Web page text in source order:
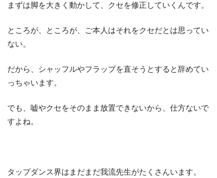
まずは脚を大きく動かして、クセを修正していくんです。
ところが、ところが、ご本人はそれをクセだとは思ってい
ない。
だから、シャッフルやフラップを直そうとすると辞めてい
っちゃいます。
でも、嘘やクセをそのまま放置できないから、仕方ないで
すよね。
タップダンス界はまだまだ我流先生がたくさんいます。